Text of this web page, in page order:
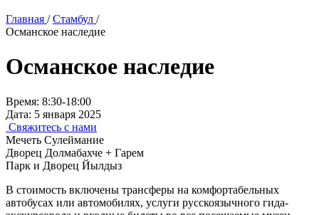
Главная / Стамбул /
Османское наследие
Османское наследие
Время: 8:30-18:00
Дата: 5 января 2025
Свяжитесь с нами
Мечеть Сулеймание
Дворец Долмабахче + Гарем
Парк и Дворец Йылдыз
В стоимость включены трансферы на комфортабельных
автобусах или автомобилях, услуги русскоязычного гида-